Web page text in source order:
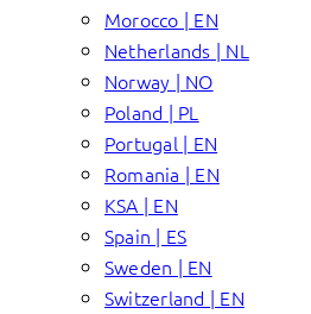
Morocco | EN
Netherlands | NL
Norway | NO
Poland | PL
Portugal | EN
Romania | EN
KSA | EN
Spain | ES
Sweden | EN
Switzerland | EN